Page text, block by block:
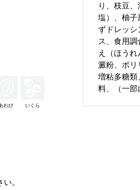
わび いくら
。
り、枝豆
塩）、柚子
ずドレッシ
ス、食用
え（ほう
澱粉、ポリ
増粘多糖類
料、（一部